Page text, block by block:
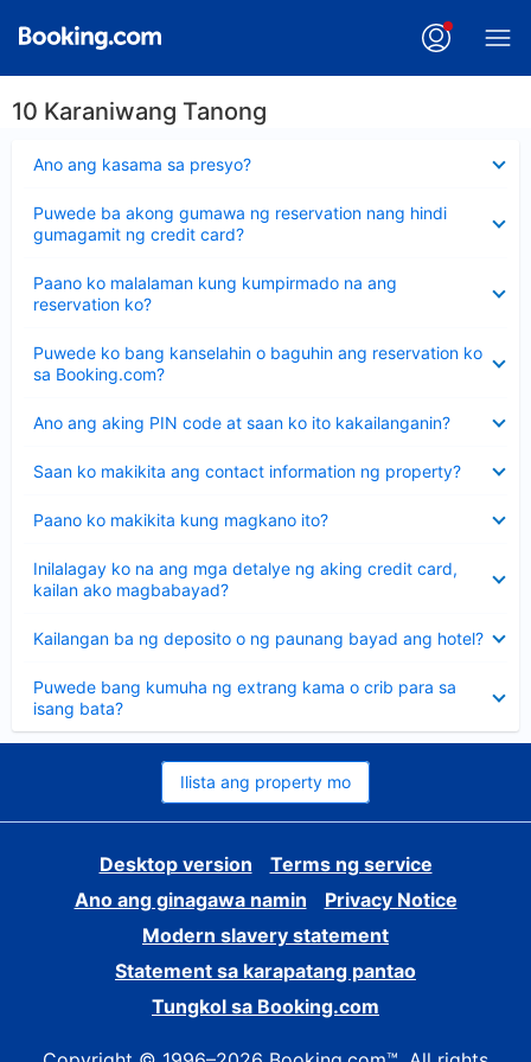
10 Karaniwang Tanong
Ano ang kasama sa presyo?
ang
Puwede ba akong gumawa ng reservation nang hindi
gumagamit ng credit card?
ang
sagot
Paano ko malalaman kung kumpirmado na ang
reservation ko?
ang
sagot
Puwede ko bang kanselahin o baguhin ang reservation ko
sa Booking.com?
ang
sagot
Ano ang aking PIN code at saan ko ito kakailanganin?
ang
Saan ko makikita ang contact information ng property?
ang
Paano ko makikita kung magkano ito?
ang
Inilalagay ko na ang mga detalye ng aking credit card,
kailan ako magbabayad?
ang
sagot
Kailangan ba ng deposito o ng paunang bayad ang hotel?
ang
Puwede bang kumuha ng extrang kama o crib para sa
isang bata?
ang
sagot
Ilista ang property mo
Desktop version
Terms ng service
Ano ang ginagawa namin
Privacy Notice
Modern slavery statement
Statement sa karapatang pantao
Tungkol sa Booking.com